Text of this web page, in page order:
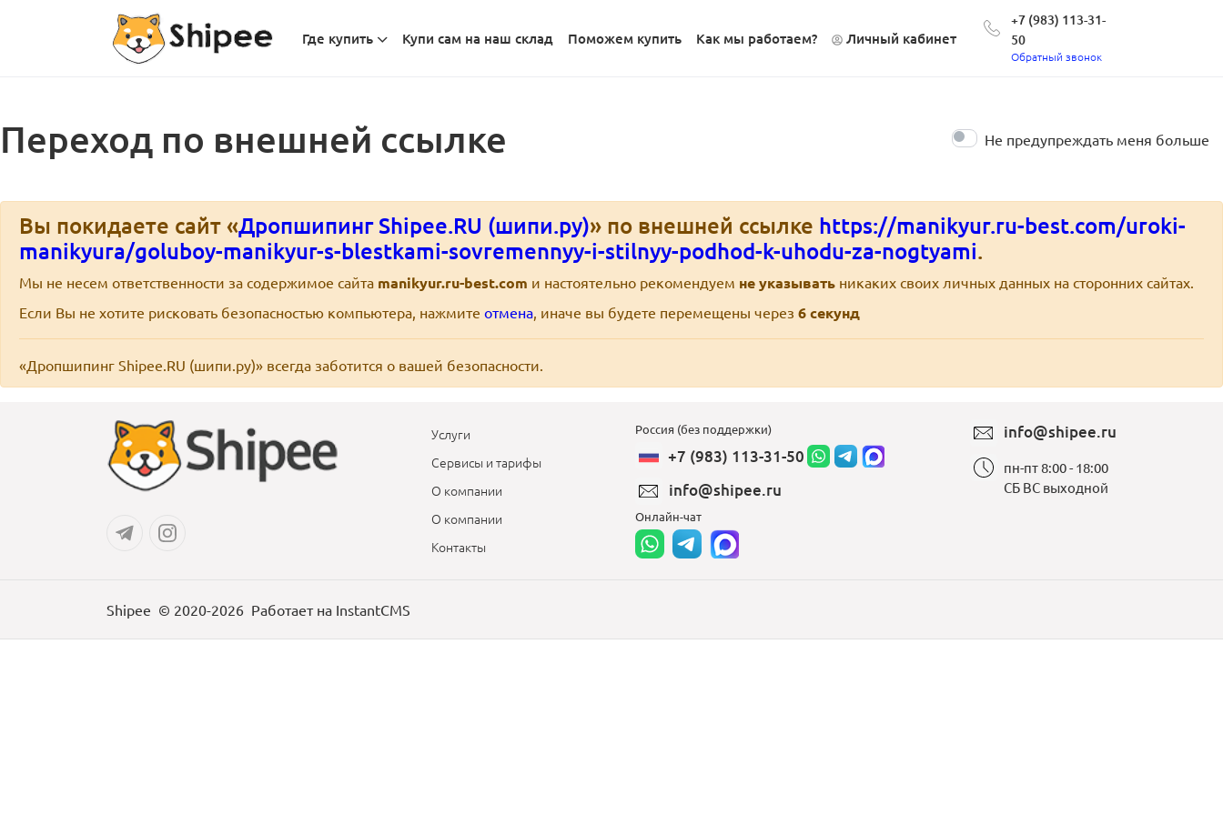
Где купить Купи сам на наш склад Поможем купить Как мы работаем? Личный кабинет
+7 (983) 113-31-
50
Обратный звонок
Переход по внешней ссылке Не предупреждать меня больше
Вы покидаете сайт «Дропшипинг Shipee.RU (шипи.ру)» по внешней ссылке https://manikyur.ru-best.com/uroki-
manikyura/goluboy-manikyur-s-blestkami-sovremennyy-i-stilnyy-podhod-k-uhodu-za-nogtyami.
Мы не несем ответственности за содержимое сайта manikyur.ru-best.com и настоятельно рекомендуем не указывать никаких своих личных данных на сторонних сайтах.
Если Вы не хотите рисковать безопасностью компьютера, нажмите отмена, иначе вы будете перемещены через 6секунд
«Дропшипинг Shipee.RU (шипи.ру)» всегда заботится о вашей безопасности.
Услуги
Сервисы и тарифы
О компании
О компании
Контакты
Россия (без поддержки)
+7 (983) 113-31-50
info@shipee.ru
Онлайн-чат
info@shipee.ru
пн-пт 8:00 - 18:00
СБ ВС выходной
Shipee © 2020-2026 Работает на InstantCMS